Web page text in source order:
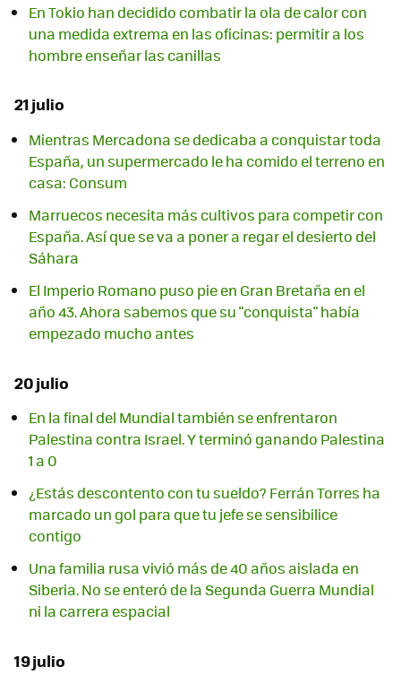
En Tokio han decidido combatir la ola de calor con
una medida extrema en las oficinas: permitir a los
hombre enseñar las canillas
21 julio
Mientras Mercadona se dedicaba a conquistar toda
España, un supermercado le ha comido el terreno en
casa: Consum
Marruecos necesita más cultivos para competir con
España. Así que se va a poner a regar el desierto del
Sáhara
El Imperio Romano puso pie en Gran Bretaña en el
año 43. Ahora sabemos que su "conquista" había
empezado mucho antes
20 julio
En la final del Mundial también se enfrentaron
Palestina contra Israel. Y terminó ganando Palestina
1 a 0
¿Estás descontento con tu sueldo? Ferrán Torres ha
marcado un gol para que tu jefe se sensibilice
contigo
Una familia rusa vivió más de 40 años aislada en
Siberia. No se enteró de la Segunda Guerra Mundial
ni la carrera espacial
19 julio